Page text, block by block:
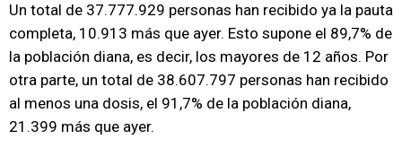
Un total de 37.777.929 personas han recibido ya la pauta
completa, 10.913 más que ayer. Esto supone el 89,7% de
la población diana, es decir, los mayores de 12 años. Por
otra parte, un total de 38.607.797 personas han recibido
al menos una dosis, el 91,7% de la población diana,
21.399 más que ayer.